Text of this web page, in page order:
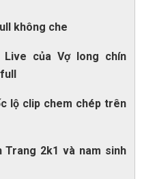
không che
Live của Vợ long chín
lộ clip chem chép trên
Trang 2k1 và nam sinh